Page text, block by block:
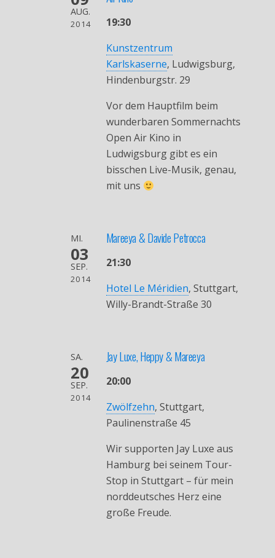
AUG.
2014
19:30
Kunstzentrum
Karlskaserne, Ludwigsburg,
Hindenburgstr. 29
Vor dem Hauptfilm beim
wunderbaren Sommernachts
Open Air Kino in
Ludwigsburg gibt es ein
bisschen Live-Musik, genau,
mit uns
MI.
03
SEP.
2014
Mareeya & Davide Petrocca
21:30
Hotel Le Méridien, Stuttgart,
Willy-Brandt-Straße 30
SA.
20
SEP.
2014
Jay Luxe, Heppy & Mareeya
20:00
Zwölfzehn, Stuttgart,
Paulinenstraße 45
Wir supporten Jay Luxe aus
Hamburg bei seinem Tour-
Stop in Stuttgart – für mein
norddeutsches Herz eine
große Freude.